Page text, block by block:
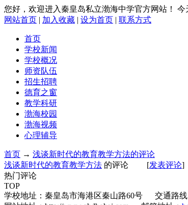
您好，欢迎进入秦皇岛私立渤海中学官方网站！ 今
网站首页 | 加入收藏 | 设为首页 | 联系方式
首页
学校新闻
学校概况
师资队伍
招生招聘
德育之窗
教学科研
渤海校园
渤海视频
心理辅导
首页 → 浅谈新时代的教育教学方法的评论
浅谈新时代的教育教学方法 的评论 [发表评论]
热门评论
TOP
学校地址：秦皇岛市海港区秦山路60号 交通路